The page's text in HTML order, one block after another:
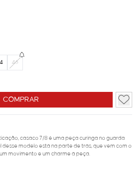
COMPRAR
46
casaco 7/8 é uma peça curinga no guarda
desse modelo está na parte de trás, que vem com o
movimento e um charme à peça.